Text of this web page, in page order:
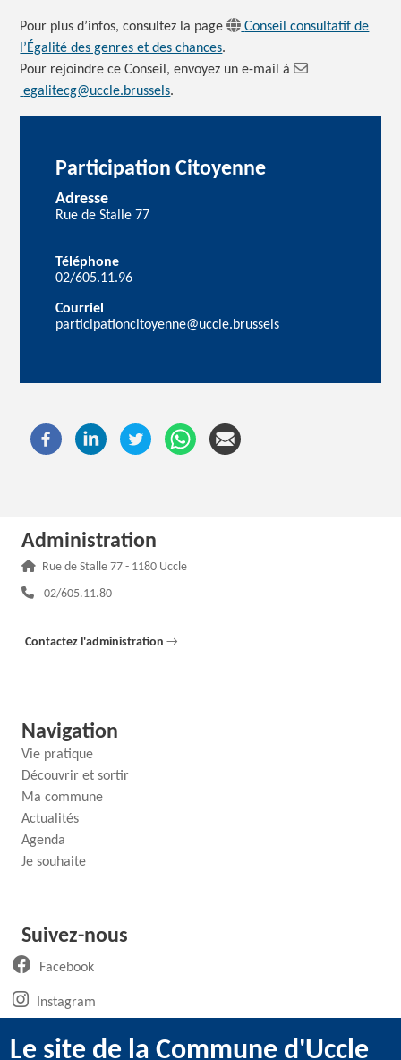
Pour plus d’infos, consultez la page
Conseil consultatif de
l’Égalité des genres et des chances.
Pour rejoindre ce Conseil, envoyez un e-mail à
egalitecg@uccle.brussels.
Participation Citoyenne
Adresse
Rue de Stalle 77
Téléphone
02/605.11.96
Courriel
participationcitoyenne@uccle.brussels
Administration
Adresse :
Rue de Stalle 77 - 1180 Uccle
Téléphone :
02/605.11.80
Contactez l'administration →
Navigation
Vie pratique
Découvrir et sortir
Ma commune
Actualités
Agenda
Je souhaite
Suivez-nous
Facebook(ouvre un nouvel onglet)
Instagram(ouvre un nouvel onglet)
LinkedIn
Le site de la Commune d'Uccle